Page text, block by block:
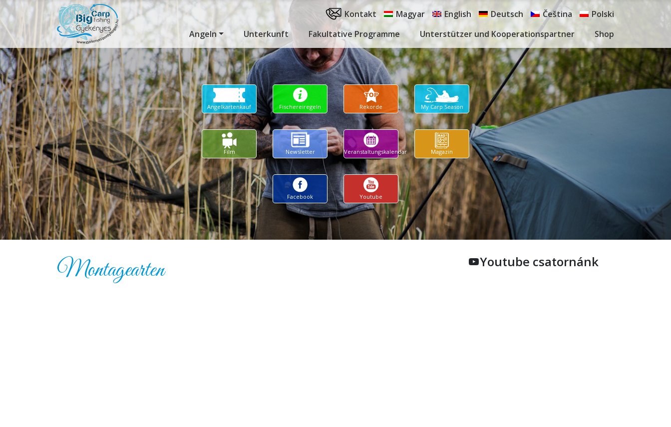
Angeln Unterkunft Fakultative Programme Unterstützer und Kooperationspartner Shop
Kontakt Magyar English Deutsch Čeština Polski
Angelkartenkauf Fischereiregeln Rekorde My Carp Season
Film Newsletter Veranstaltungskalendar Magazin
Facebook Youtube
Montagearten Youtube csatornánk